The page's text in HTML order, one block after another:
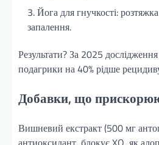
Йога для гнучкості:
запалення.
Результати? За 2025
подагрики на 40% рідше
Добавки, що
Вишневий екстракт (500 мг